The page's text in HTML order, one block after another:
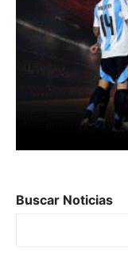
Buscar Noticias